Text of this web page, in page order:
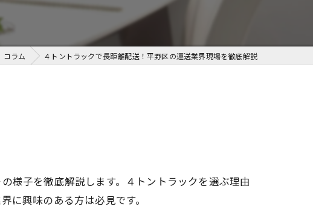
コラム ４トントラックで長距離配送！平野区の運送業界現場を徹底解説
様子を徹底解説します。４トントラックを選ぶ理由
に興味のある方は必見です。